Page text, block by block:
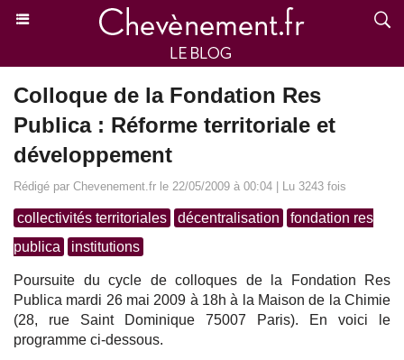
Colloque de la Fondation Res
Publica : Réforme territoriale et
développement
Rédigé par Chevenement.fr le 22/05/2009 à 00:04 | Lu 3243 fois
collectivités territoriales décentralisation
fondation res
publica
institutions
Poursuite du cycle de colloques de la Fondation Res
Publica mardi 26 mai 2009 à 18h à la Maison de la Chimie
(28, rue Saint Dominique 75007 Paris). En voici le
programme ci-dessous.